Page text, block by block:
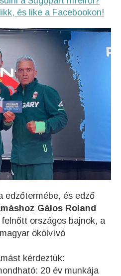
és like a Facebookon!
edzőtermébe, és edző
Gálos Roland
országos bajnok, a
ökölvívó
kérdeztük:
20 év munkája